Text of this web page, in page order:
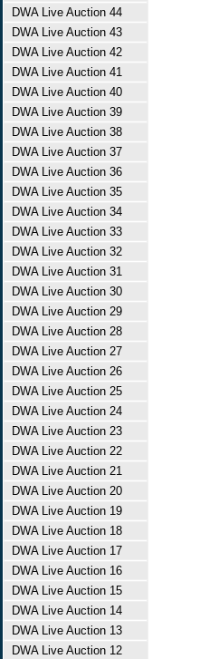
DWA Live Auction 44
DWA Live Auction 43
DWA Live Auction 42
DWA Live Auction 41
DWA Live Auction 40
DWA Live Auction 39
DWA Live Auction 38
DWA Live Auction 37
DWA Live Auction 36
DWA Live Auction 35
DWA Live Auction 34
DWA Live Auction 33
DWA Live Auction 32
DWA Live Auction 31
DWA Live Auction 30
DWA Live Auction 29
DWA Live Auction 28
DWA Live Auction 27
DWA Live Auction 26
DWA Live Auction 25
DWA Live Auction 24
DWA Live Auction 23
DWA Live Auction 22
DWA Live Auction 21
DWA Live Auction 20
DWA Live Auction 19
DWA Live Auction 18
DWA Live Auction 17
DWA Live Auction 16
DWA Live Auction 15
DWA Live Auction 14
DWA Live Auction 13
DWA Live Auction 12